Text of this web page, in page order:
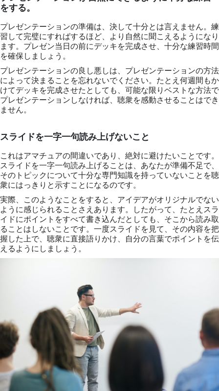
をする。
プレゼンテーションの準備は、決して十分とは言えません。練
習して完璧にすればするほど、より自然に聞こえるようになり
ます。プレゼン当日の前にデッキを完成させ、十分な練習時間
を確保しましょう。
プレゼンテーションの良し悪しは、プレゼンテーションの方法
によって決まることを忘れないでください。たとえ何週間もか
けてデッキを完成させたとしても、可能な限りベストな方法で
プレゼンテーションしなければ、聴衆を感動させることはでき
ません。
スライドを一字一句読み上げないこと
これはアマチュアの間違いであり、絶対に避けたいことです。
スライドを一字一句読み上げることは、あなたが準備不足で、
そのトピックについて十分な専門知識を持っていないことを聴
衆にはっきりと示すことになるのです。
実際、このようなことをすると、アイデアがオリジナルでない
ように感じられることさえあります。したがって、たとえスラ
イドにポイントをすべて書き込んだとしても、そこから読み取
ることはしないことです。一度スライドを見て、その内容を把
握した上で、聴衆に直接語りかけ、自分の言葉でポイントを伝
えるようにしましょう。